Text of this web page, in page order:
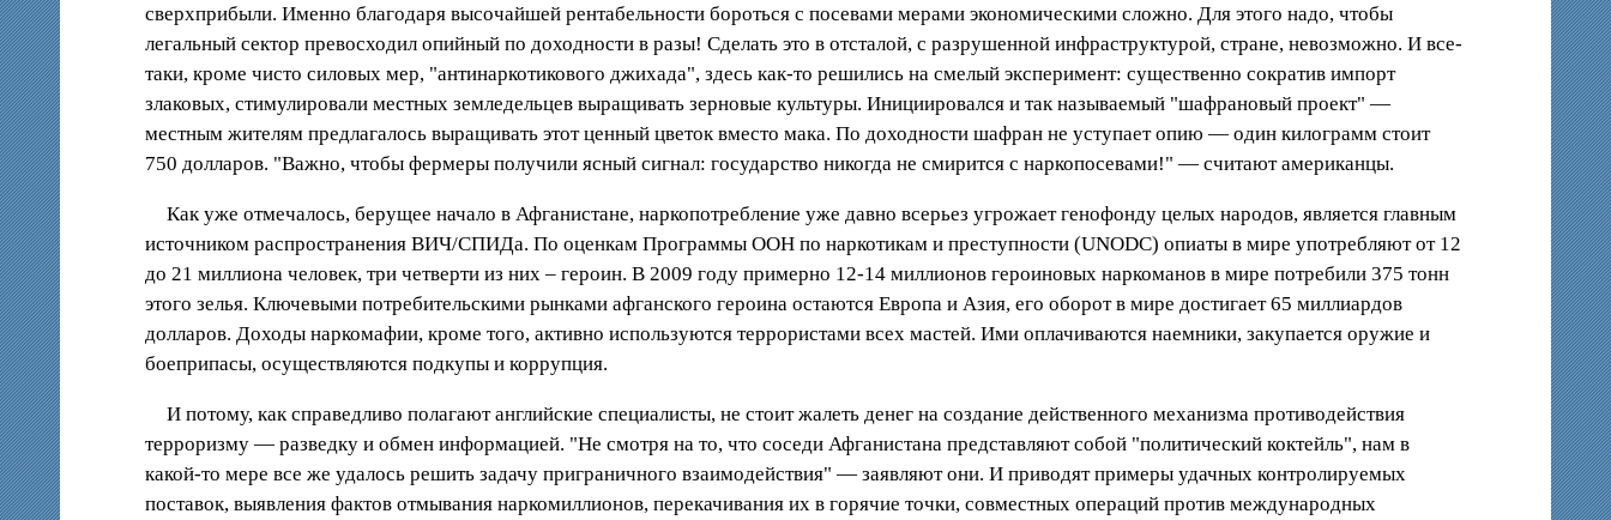
сверхприбыли. Именно благодаря высочайшей рентабельности бороться с посевами мерами экономическими сложно. Для этого надо, чтобы
легальный сектор превосходил опийный по доходности в разы! Сделать это в отсталой, с разрушенной инфраструктурой, стране, невозможно. И все-
таки, кроме чисто силовых мер, "антинаркотикового джихада", здесь как-то решились на смелый эксперимент: существенно сократив импорт
злаковых, стимулировали местных земледельцев выращивать зерновые культуры. Инициировался и так называемый "шафрановый проект" —
местным жителям предлагалось выращивать этот ценный цветок вместо мака. По доходности шафран не уступает опию — один килограмм стоит
750 долларов. "Важно, чтобы фермеры получили ясный сигнал: государство никогда не смирится с наркопосевами!" — считают американцы.
Как уже отмечалось, берущее начало в Афганистане, наркопотребление уже давно всерьез угрожает генофонду целых народов, является главным
источником распространения ВИЧ/СПИДа. По оценкам Программы ООН по наркотикам и преступности (UNODC) опиаты в мире употребляют от 12
до 21 миллиона человек, три четверти из них – героин. В 2009 году примерно 12-14 миллионов героиновых наркоманов в мире потребили 375 тонн
этого зелья. Ключевыми потребительскими рынками афганского героина остаются Европа и Азия, его оборот в мире достигает 65 миллиардов
долларов. Доходы наркомафии, кроме того, активно используются террористами всех мастей. Ими оплачиваются наемники, закупается оружие и
боеприпасы, осуществляются подкупы и коррупция.
И потому, как справедливо полагают английские специалисты, не стоит жалеть денег на создание действенного механизма противодействия
терроризму — разведку и обмен информацией. "Не смотря на то, что соседи Афганистана представляют собой "политический коктейль", нам в
какой-то мере все же удалось решить задачу приграничного взаимодействия" — заявляют они. И приводят примеры удачных контролируемых
поставок, выявления фактов отмывания наркомиллионов, перекачивания их в горячие точки, совместных операций против международных